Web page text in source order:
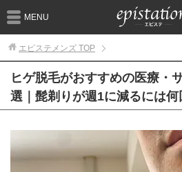
MENU
エピステメンズ TOP
ヒゲ脱毛がおすすめの医療・
選｜髭剃りが週1に減るには何